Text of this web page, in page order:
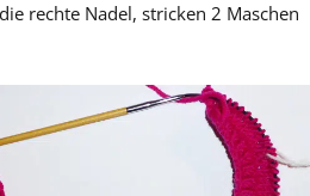
rechte Nadel, stricken 2 Maschen